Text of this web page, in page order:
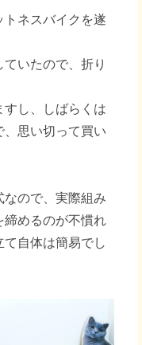
ネスバイクを遂
いたので、折り
し、しばらくは
、思い切って買い
なので、実際組み
締めるのが不慣れ
自体は簡易でし